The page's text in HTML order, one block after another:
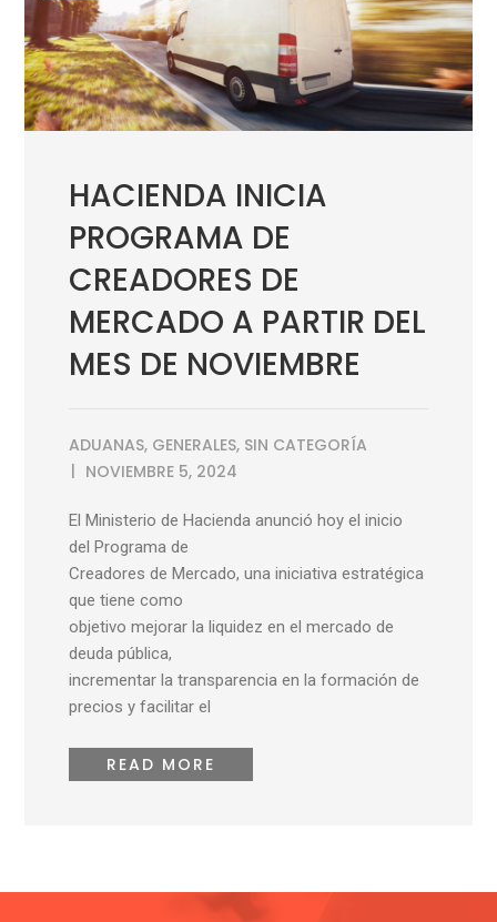
HACIENDA INICIA
PROGRAMA DE
CREADORES DE
MERCADO A PARTIR DEL
MES DE NOVIEMBRE
ADUANAS, GENERALES, SIN CATEGORÍA
NOVIEMBRE 5, 2024
El Ministerio de Hacienda anunció hoy el inicio
del Programa de
Creadores de Mercado, una iniciativa estratégica
que tiene como
objetivo mejorar la liquidez en el mercado de
deuda pública,
incrementar la transparencia en la formación de
precios y facilitar el
READ MORE